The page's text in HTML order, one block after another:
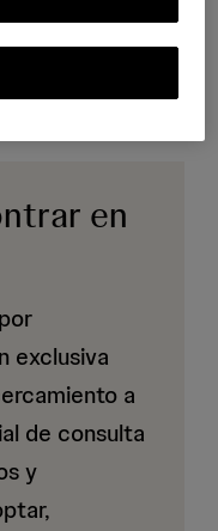
en
exclusiva
a
de consulta
y